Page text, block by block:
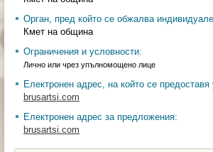
Орган, пред който се обжалва
Кмет на община
Ограничения и условности:
Лично или чрез упълномощено лице
Електронен адрес, на който се предоставя
brusartsi.com
Електронен адрес за предложения:
brusartsi.com